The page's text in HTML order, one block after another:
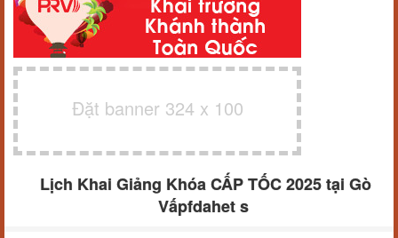
Đặt banner 324 x 100
Lịch Khai Giảng Khóa CẤP TỐC 2025 tại Gò
Vấpfdahet s